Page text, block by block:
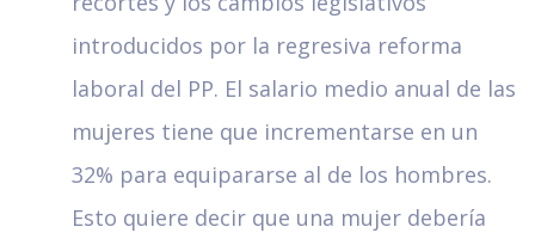
introducidos por la regresiva reforma
laboral del PP. El salario medio anual de las
mujeres tiene que incrementarse en un
32% para equipararse al de los hombres.
Esto quiere decir que una mujer debería